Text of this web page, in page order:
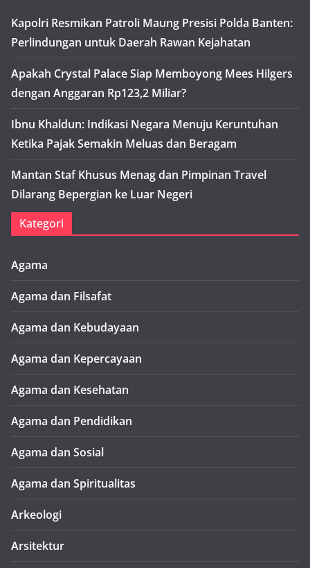
Kapolri Resmikan Patroli Maung Presisi Polda Banten:
Perlindungan untuk Daerah Rawan Kejahatan
Apakah Crystal Palace Siap Memboyong Mees Hilgers
dengan Anggaran Rp123,2 Miliar?
Ibnu Khaldun: Indikasi Negara Menuju Keruntuhan
Ketika Pajak Semakin Meluas dan Beragam
Mantan Staf Khusus Menag dan Pimpinan Travel
Dilarang Bepergian ke Luar Negeri
Kategori
Agama
Agama dan Filsafat
Agama dan Kebudayaan
Agama dan Kepercayaan
Agama dan Kesehatan
Agama dan Pendidikan
Agama dan Sosial
Agama dan Spiritualitas
Arkeologi
Arsitektur